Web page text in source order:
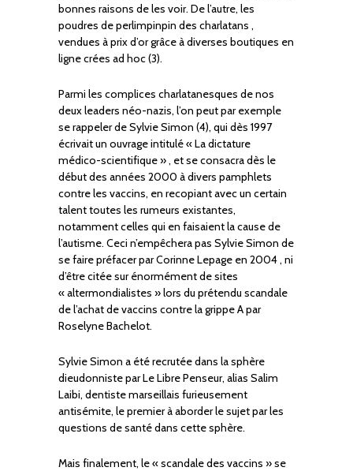
bonnes raisons de les voir. De l’autre, les
poudres de perlimpinpin des charlatans ,
vendues à prix d’or grâce à diverses boutiques en
ligne crées ad hoc (3).
Parmi les complices charlatanesques de nos
deux leaders néo-nazis, l’on peut par exemple
se rappeler de Sylvie Simon (4), qui dès 1997
écrivait un ouvrage intitulé « La dictature
médico-scientifique » , et se consacra dès le
début des années 2000 à divers pamphlets
contre les vaccins, en recopiant avec un certain
talent toutes les rumeurs existantes,
notamment celles qui en faisaient la cause de
l’autisme. Ceci n’empêchera pas Sylvie Simon de
se faire préfacer par Corinne Lepage en 2004 , ni
d’être citée sur énormément de sites
« altermondialistes » lors du prétendu scandale
de l’achat de vaccins contre la grippe A par
Roselyne Bachelot.
Sylvie Simon a été recrutée dans la sphère
dieudonniste par Le Libre Penseur, alias Salim
Laibi, dentiste marseillais furieusement
antisémite, le premier à aborder le sujet par les
questions de santé dans cette sphère.
Mais finalement, le « scandale des vaccins » se